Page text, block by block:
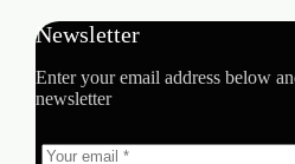
Newsletter
Enter your email address below
newsletter